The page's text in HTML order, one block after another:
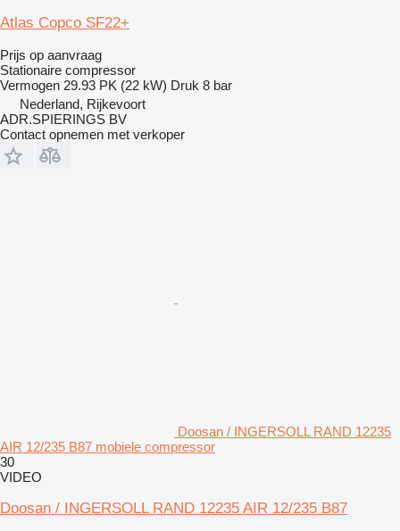
Atlas Copco SF22+
Prijs op aanvraag
Stationaire compressor
Vermogen 29.93 PK (22 kW) Druk 8 bar
Nederland, Rijkevoort
ADR.SPIERINGS BV
Contact opnemen met verkoper
Doosan / INGERSOLL RAND 12235
AIR 12/235 B87 mobiele compressor
30
VIDEO
Doosan / INGERSOLL RAND 12235 AIR 12/235 B87